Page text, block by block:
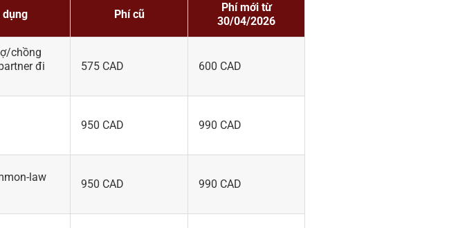
Phí cũ
Phí mới từ
30/04/2026
chồng
đi
575 CAD 600 CAD
950 CAD 990 CAD
law
950 CAD 990 CAD